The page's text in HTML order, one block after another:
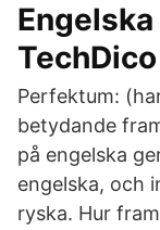
TechDico
Perfektum:
betydande
på engelska
engelska, och
ryska. Hur